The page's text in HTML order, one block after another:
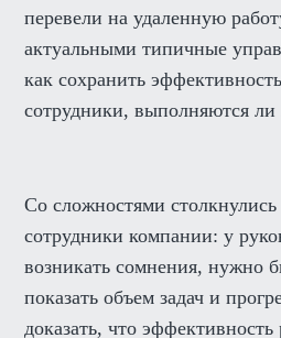
перевели на удаленную
актуальными типичные
как сохранить
сотрудники, выполняются ли
Со сложностями
сотрудники компании: у
возникать сомнения, нужно
показать объем задач и
доказать, что эффективность